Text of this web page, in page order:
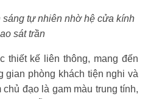
tự nhiên nhờ hệ cửa kính
sát trần
thiết kế liên thông, mang đến
gian phòng khách tiện nghi và
đạo là gam màu trung tính,